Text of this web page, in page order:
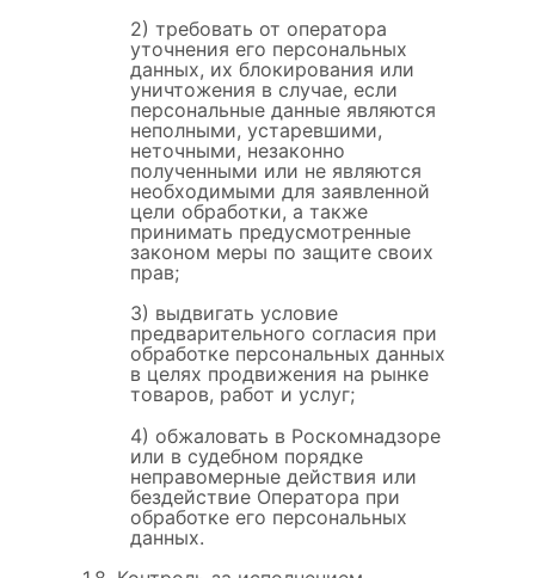
2) требовать от оператора
уточнения его персональных
данных, их блокирования или
уничтожения в случае, если
персональные данные являются
неполными, устаревшими,
неточными, незаконно
полученными или не являются
необходимыми для заявленной
цели обработки, а также
принимать предусмотренные
законом меры по защите своих
прав;
3) выдвигать условие
предварительного согласия при
обработке персональных данных
в целях продвижения на рынке
товаров, работ и услуг;
4) обжаловать в Роскомнадзоре
или в судебном порядке
неправомерные действия или
бездействие Оператора при
обработке его персональных
данных.